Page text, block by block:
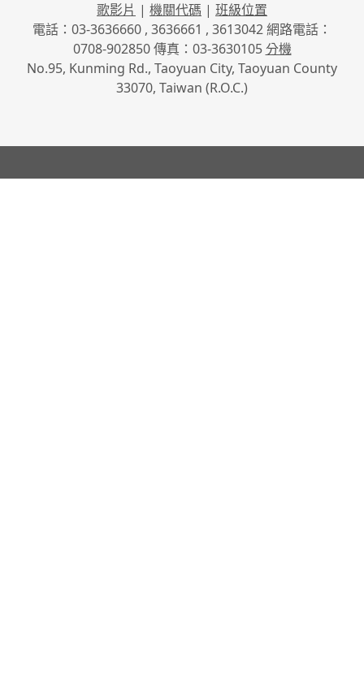
歌影片 | 機關代碼 | 班級位置
電話：03-3636660 , 3636661 , 3613042 網路電話：
0708-902850 傳真：03-3630105分機
No.95, Kunming Rd., Taoyuan City, Taoyuan County
33070, Taiwan (R.O.C.)